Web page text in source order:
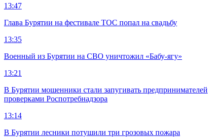
13:47
Глава Бурятии на фестивале ТОС попал на свадьбу
13:35
Военный из Бурятии на СВО уничтожил «Бабу-ягу»
13:21
В Бурятии мошенники стали запугивать предпринимателей
проверками Роспотребнадзора
13:14
В Бурятии лесники потушили три грозовых пожара